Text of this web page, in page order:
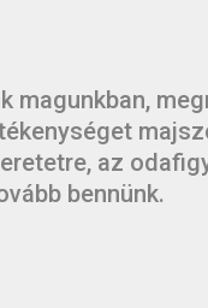
magunkban,
az
bennünk.